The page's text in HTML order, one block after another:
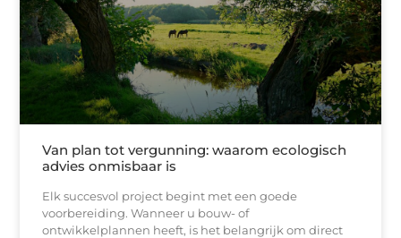
Van plan tot vergunning: waarom ecologisch
advies onmisbaar is
Elk succesvol project begint met een goede
voorbereiding. Wanneer u bouw- of
ontwikkelplannen heeft, is het belangrijk om direct